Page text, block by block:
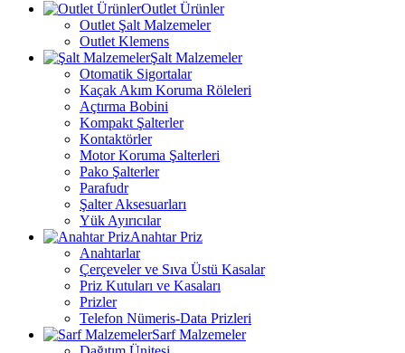
Outlet Ürünler
Outlet Şalt Malzemeler
Outlet Klemens
Şalt Malzemeler
Otomatik Sigortalar
Kaçak Akım Koruma Röleleri
Açtırma Bobini
Kompakt Şalterler
Kontaktörler
Motor Koruma Şalterleri
Pako Şalterler
Parafudr
Şalter Aksesuarları
Yük Ayırıcılar
Anahtar Priz
Anahtarlar
Çerçeveler ve Sıva Üstü Kasalar
Priz Kutuları ve Kasaları
Prizler
Telefon Nümeris-Data Prizleri
Sarf Malzemeler